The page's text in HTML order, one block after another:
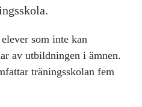
som inte kan
av utbildningen i ämnen.
träningsskolan fem